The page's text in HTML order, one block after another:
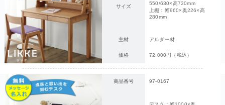
サイズ
550/630×高730mm
上棚：幅960×奥226×高
280mm
主材 アルダー材
価格 72,000円（税込）
商品番号 97-0167